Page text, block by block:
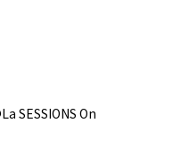
SESSIONS On